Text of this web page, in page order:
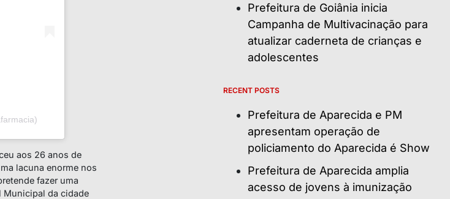
aos 26 anos de
lacuna enorme nos
fazer uma
Municipal da cidade
Prefeitura de Goiânia inicia
Campanha de Multivacinação para
atualizar caderneta de crianças e
adolescentes
RECENT POSTS
Prefeitura de Aparecida e PM
apresentam operação de
policiamento do Aparecida é Show
Prefeitura de Aparecida amplia
acesso de jovens à imunização